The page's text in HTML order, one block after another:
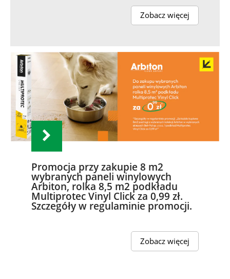
Zobacz więcej
Promocja przy zakupie 8 m2
wybranych paneli winylowych
Arbiton, rolka 8,5 m2 podkładu
Multiprotec Vinyl Click za 0,99 zł.
Szczegóły w regulaminie promocji.
Zobacz więcej